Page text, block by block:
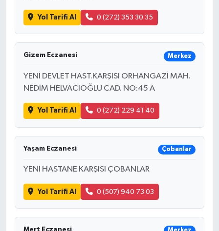
Yol Tarifi Al 0 (272) 353 30 35
Gizem Eczanesi Merkez
YENİ DEVLET HAST.KARŞISI ORHANGAZİ MAH.
NEDİM HELVACIOĞLU CAD. NO:45 A
Yol Tarifi Al 0 (272) 229 41 40
Yaşam Eczanesi Çobanlar
YENİ HASTANE KARŞISI ÇOBANLAR
Yol Tarifi Al 0 (507) 940 73 03
Mert Eczanesi